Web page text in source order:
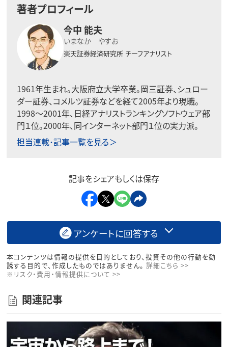
著者プロフィール
今中 能夫
いまなか やすお
楽天証券経済研究所 チーフアナリスト
1961年生まれ。大阪府立大学卒業。岡三証券、シュロー
ダー証券、コメルツ証券などを経て2005年より現職。
1998〜2001年、日経アナリストランキングソフトウェア部
門１位。2000年、同インターネット部門１位の実力派。
担当連載･記事一覧を見る＞
記事をシェアもしくは保存
アンケートに回答する
本コンテンツは情報の提供を目的としており、投資その他の行動を勧
誘する目的で、作成したものではありません。 詳細こちら >>
※リスク・費用・情報提供について >>
関連記事